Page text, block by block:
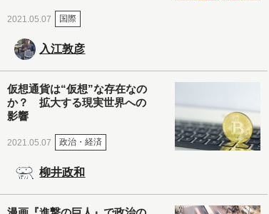
2021.05.07 国際
入江敦彦
仮想通貨は“仮想”な存在なの
か？ 拡大する現実世界への
影響
2021.05.07 政治・経済
柳井政和